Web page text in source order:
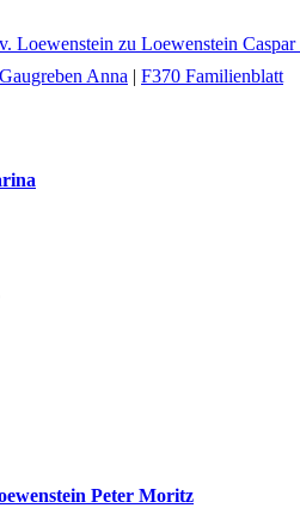
v. Loewenstein zu Loewenstein
Gaugreben Anna | F370 Familienblatt
Peter Moritz